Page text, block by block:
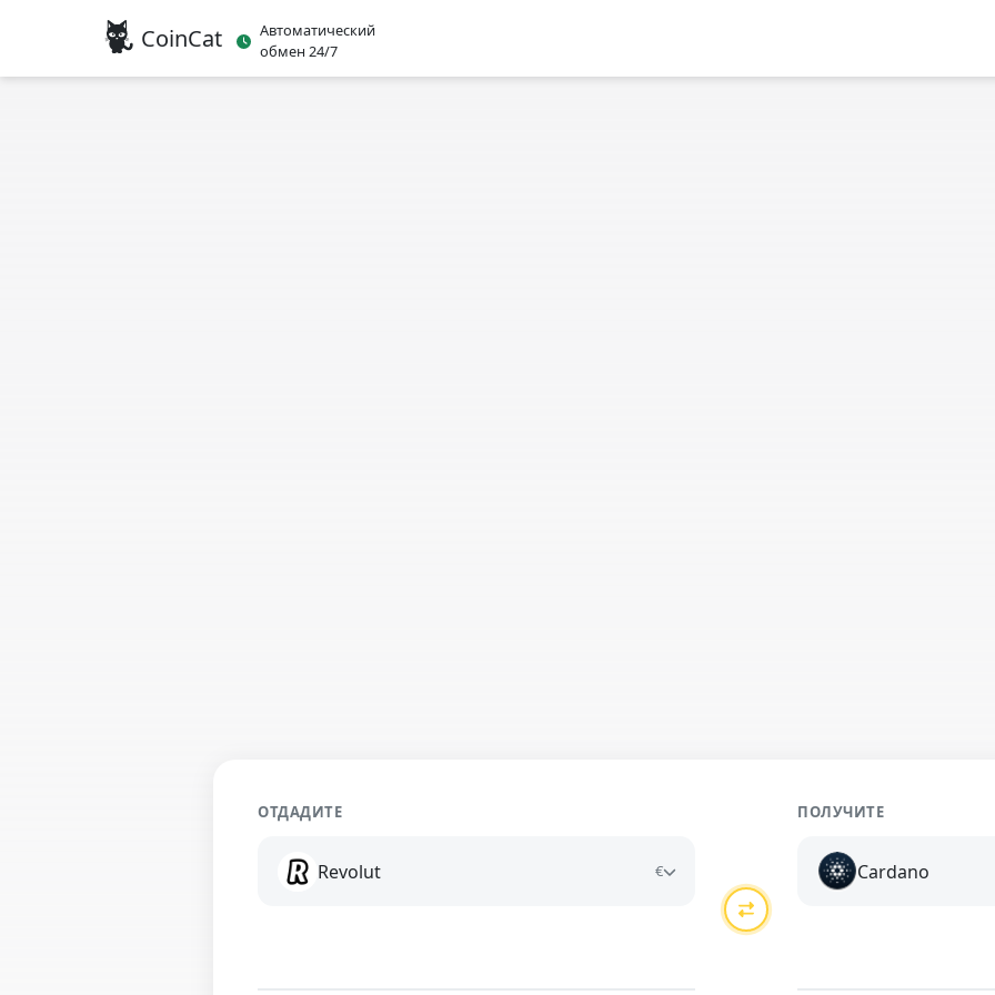
CoinCat
Автоматический
обмен 24/7
ОТДАДИТЕ
Revolut €
ПОЛУЧИТЕ
Cardano